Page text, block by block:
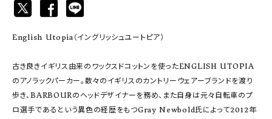
English Utopia（イングリッシュユートピア）
古き良きイギリス由来のワックスドコットンを使ったENGLISH UTOPIA
のアノラックパーカー。数々のイギリスのカントリーウェアーブランドを渡り
歩き、BARBOURのヘッドデザイナーを務め、また自身は元々自転車のプ
ロ選手であるという異色の経歴をもつGray Newbold氏によって2012年